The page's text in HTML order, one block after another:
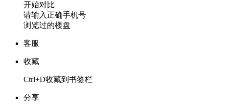
开始对比
请输入正确手机号
浏览过的楼盘
客服
收藏
Ctrl+D收藏到书签栏
分享